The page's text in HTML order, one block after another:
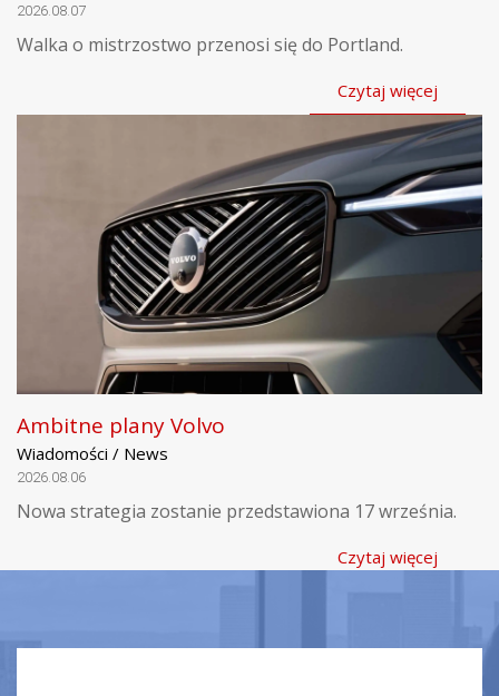
2026.08.07
Walka o mistrzostwo przenosi się do Portland.
Czytaj więcej
Ambitne plany Volvo
Wiadomości / News
2026.08.06
Nowa strategia zostanie przedstawiona 17 września.
Czytaj więcej